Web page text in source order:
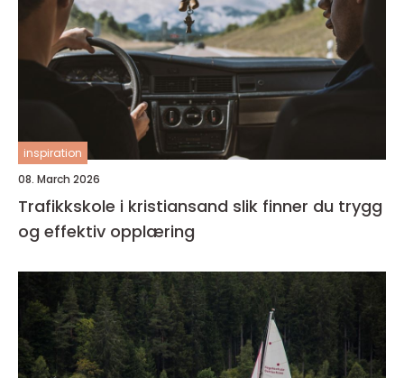
inspiration
08. March 2026
Trafikkskole i kristiansand slik finner du trygg
og effektiv opplæring